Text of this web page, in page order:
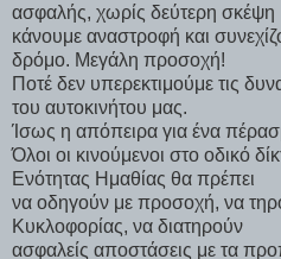
ασφαλής, χωρίς δεύτερη σκέψη
κάνουμε αναστροφή και
δρόμο. Μεγάλη προσοχή!
Ποτέ δεν υπερεκτιμούμε τις
του αυτοκινήτου μας.
Ίσως η απόπειρα για ένα
Όλοι οι κινούμενοι στο οδικό
Ενότητας Ημαθίας θα πρέπει
να οδηγούν με προσοχή, να
Κυκλοφορίας, να διατηρούν
ασφαλείς αποστάσεις με τα